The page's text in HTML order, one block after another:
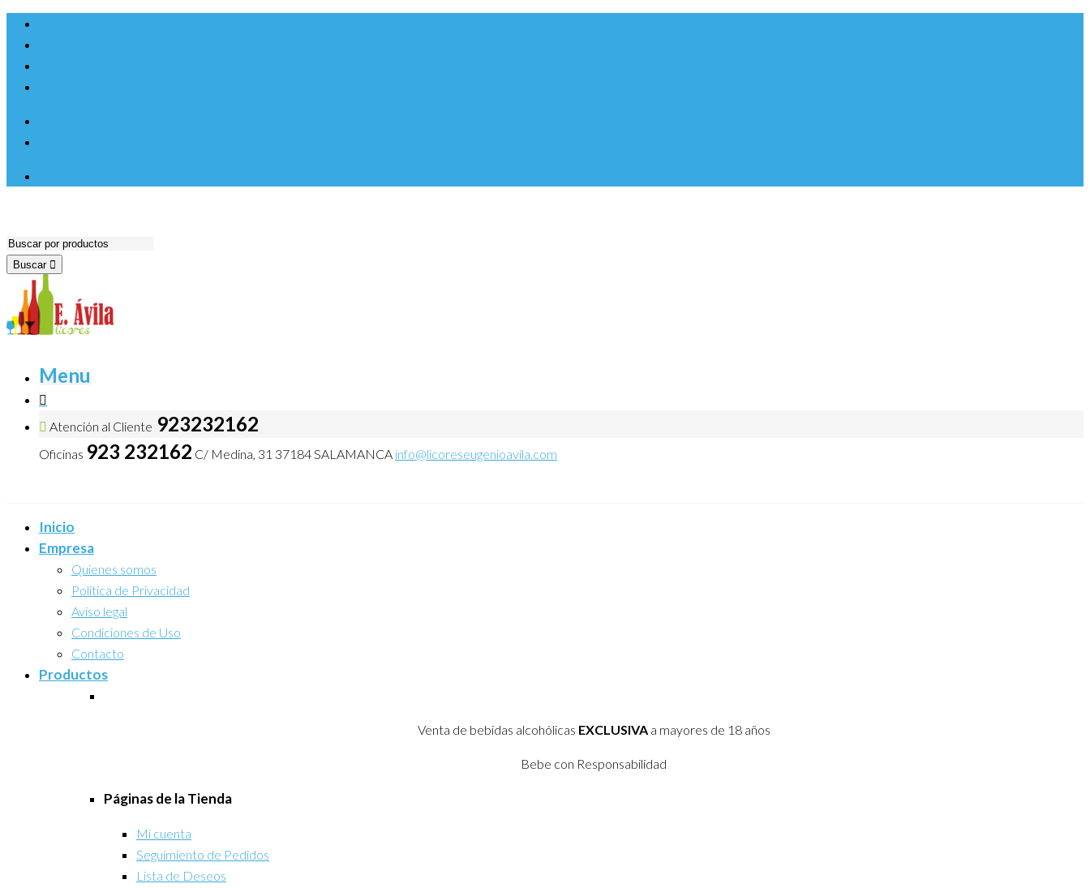
contenido
Buscar
Menu
Atención al Cliente 923232162
Oficinas 923 232162 C/ Medina, 31 37184 SALAMANCA info@licoreseugenioavila.com
Inicio
Empresa
Quienes somos
Politica de Privacidad
Aviso legal
Condiciones de Uso
Contacto
Productos
Venta de bebidas alcohólicas EXCLUSIVAa mayores de 18 años
Bebe con Responsabilidad
Páginas de la Tienda
Mi cuenta
Seguimiento de Pedidos
Lista de Deseos